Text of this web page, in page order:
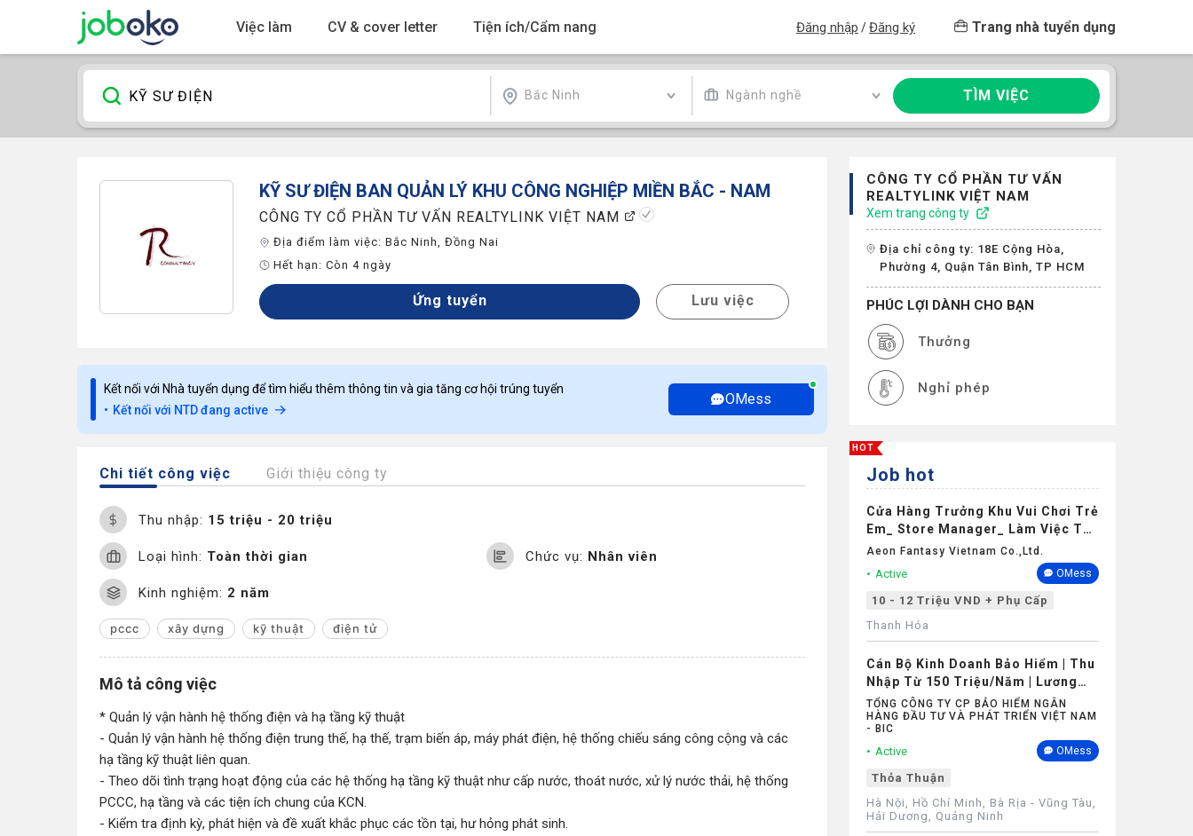
Việc làm CV & cover letter Tiện ích/Cẩm nang Đăng nhập /Đăng ký Trang nhà tuyển dụng
Bắc Ninh Ngành nghề TÌM VIỆC
KỸ SƯ ĐIỆN BAN QUẢN LÝ KHU CÔNG NGHIỆP MIỀN BẮC - NAM
CÔNG TY CỔ PHẦN TƯ VẤN REALTYLINK VIỆT NAM
Địa điểm làm việc: Bắc Ninh, Đồng Nai
Hết hạn: Còn 4 ngày
Ứng tuyển Lưu việc
Kết nối với Nhà tuyển dụng để tìm hiểu thêm thông tin và gia tăng cơ hội trúng tuyển
Kết nối với NTD đang active
OMess
Chi tiết công việc Giới thiệu công ty
Thu nhập: 15 triệu - 20 triệu
Loại hình: Toàn thời gian Chức vụ: Nhân viên
Kinh nghiệm: 2 năm
pccc xây dựng kỹ thuật điện tử
Mô tả công việc
* Quản lý vận hành hệ thống điện và hạ tầng kỹ thuật
- Quản lý vận hành hệ thống điện trung thế, hạ thế, trạm biến áp, máy phát điện, hệ thống chiếu sáng công cộng và các
hạ tầng kỹ thuật liên quan.
- Theo dõi tình trạng hoạt động của các hệ thống hạ tầng kỹ thuật như cấp nước, thoát nước, xử lý nước thải, hệ thống
PCCC, hạ tầng và các tiện ích chung của KCN.
- Kiểm tra định kỳ, phát hiện và đề xuất khắc phục các tồn tại, hư hỏng phát sinh.
CÔNG TY CỔ PHẦN TƯ VẤN
REALTYLINK VIỆT NAM
Xem trang công ty
Địa chỉ công ty: 18E Cộng Hòa,
Phường 4, Quận Tân Bình, TP HCM
PHÚC LỢI DÀNH CHO BẠN
Thưởng
Nghỉ phép
HOT
Job hot
Cửa Hàng Trưởng Khu Vui Chơi Trẻ
Em_ Store Manager_ Làm Việc Tại
Aeon Mall Thanh Hóa
Aeon Fantasy Vietnam Co.,ltd.
Active OMess
10 - 12 Triệu VND + Phụ Cấp
Thanh Hóa
Cán Bộ Kinh Doanh Bảo Hiểm | Thu
Nhập Từ 150 Triệu/Năm | Lương
Cứng Không Phụ Thuộc Doanh Số
TỔNG CÔNG TY CP BẢO HIỂM NGÂN
HÀNG ĐẦU TƯ VÀ PHÁT TRIỂN VIỆT NAM
- BIC
Active OMess
Thỏa Thuận
Hà Nội, Hồ Chí Minh, Bà Rịa - Vũng Tàu,
Hải Dương, Quảng Ninh